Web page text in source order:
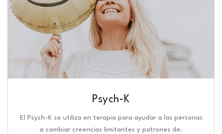
Psych-K
El Psych-K se utiliza en terapia para ayudar a las personas
a cambiar creencias limitantes y patrones de.